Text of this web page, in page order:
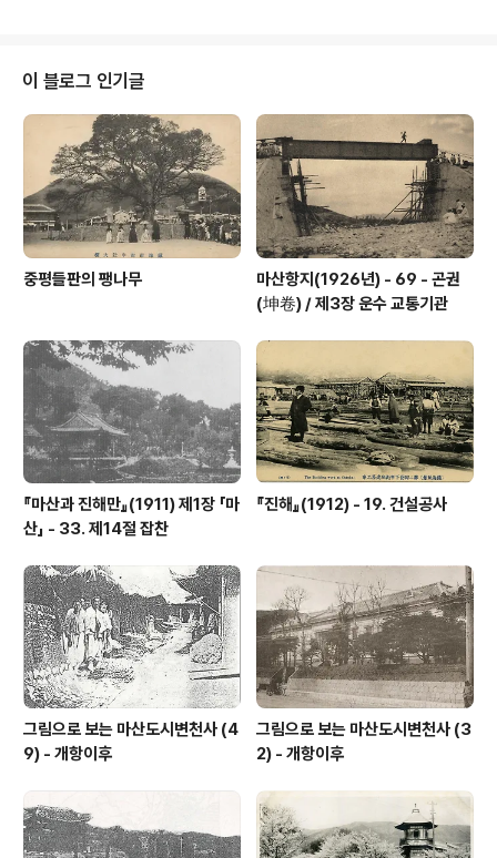
나 현 마산포 사이와이마치(幸町)에 있는, 러시아 해군 식
량품 조달을 하는 오카모도 유우(岡本勇) 씨 집에 머물렀
다. 그 사람이 말하는 것은 너무 크게 부풀러지기도 하고 혹
은 시시콜콜하기도 하여 믿을 수 없는 것이었으나 다음의
일절만은 당시 러시아인이 반도를 삼켜버리려는 꿈을 꾸고
있었다는 소..
이 블로그 인기글
중평들판의 팽나무
마산항지(1926년) - 69 - 곤권
(坤卷) / 제3장 운수 교통기관
『마산과 진해만』(1911) 제1장 「마
산」 - 33. 제14절 잡찬
『진해』(1912) - 19. 건설공사
그림으로 보는 마산도시변천사 (4
9) - 개항이후
그림으로 보는 마산도시변천사 (3
2) - 개항이후